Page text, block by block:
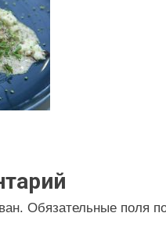
Обязательные поля